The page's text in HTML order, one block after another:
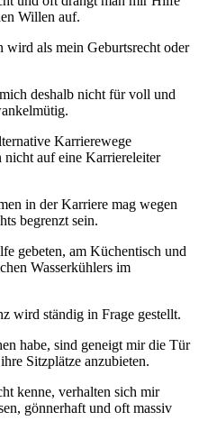
Willen auf.
wird als mein Geburtsrecht oder
deshalb nicht für voll und
Karrierewege
nicht auf eine Karriereleiter
in der Karriere mag wegen
begrenzt sein.
gebeten, am Küchentisch und
Wasserkühlers im
wird ständig in Frage gestellt.
habe, sind geneigt mir die Tür
Sitzplätze anzubieten.
kenne, verhalten sich mir
gönnerhaft und oft massiv